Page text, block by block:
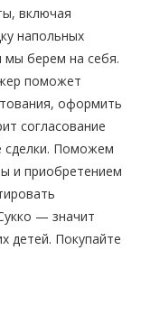
включая
напольных
мы берем на себя.
поможет
оформить
согласование
сделки. Поможем
и приобретением
— значит
детей. Покупайте